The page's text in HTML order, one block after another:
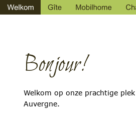
Bonjour!
Welkom op onze prachtige
Auvergne.